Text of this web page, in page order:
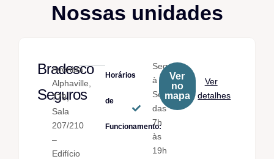
Nossas unidades
Bradesco
Seguros
Avenida
Alphaville,
779,
Sala
207/210
–
Edifício
Horários
de
Funcionamento:
Seg.
à
Sex.
das
7h
às
19h
Ver
no
mapa
Ver
detalhes